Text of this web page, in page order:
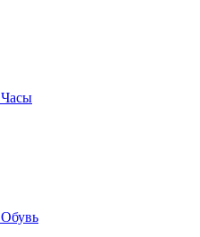
Часы
Обувь